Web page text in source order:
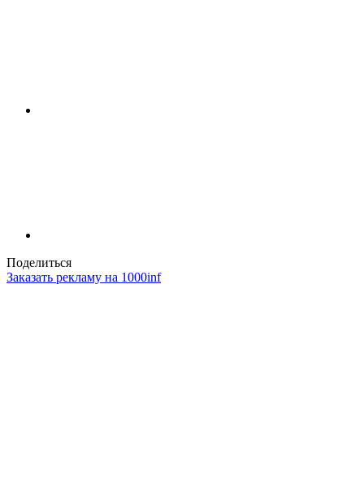
Поделиться
Заказать рекламу на 1000inf